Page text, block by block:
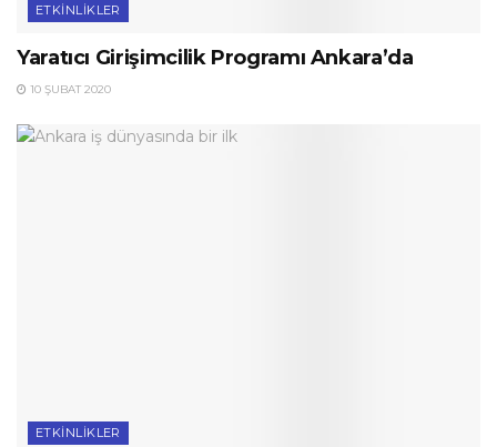
ETKINLIKLER
Yaratıcı Girişimcilik Programı Ankara’da
10 ŞUBAT 2020
ETKINLIKLER